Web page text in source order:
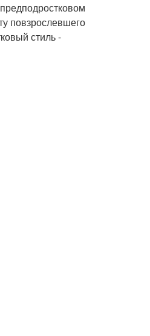
повзрослевшего
стиль -